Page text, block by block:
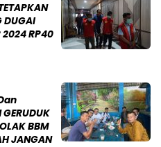
DUGAI
2024 RP40
BBM
JANGAN